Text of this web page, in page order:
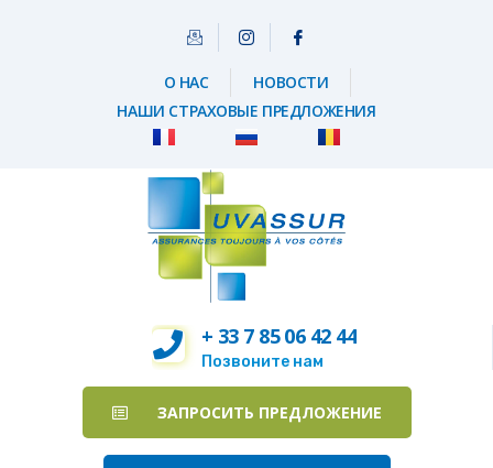
О НАС
НОВОСТИ
НАШИ СТРАХОВЫЕ ПРЕДЛОЖЕНИЯ
+ 33 7 85 06 42 44
Позвоните нам
ЗАПРОСИТЬ ПРЕДЛОЖЕНИЕ